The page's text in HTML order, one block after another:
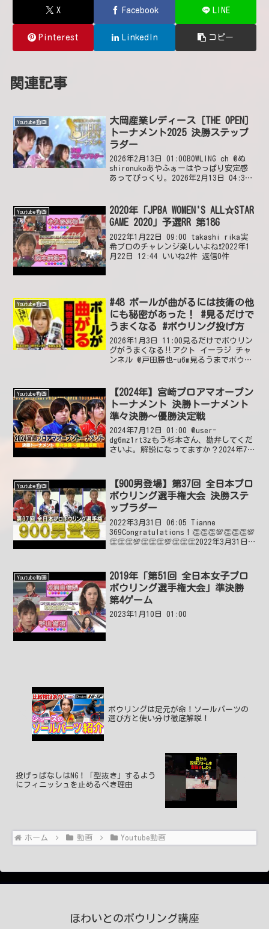
X Facebook LINE
Pinterest LinkedIn コピー
関連記事
Youtube動画
大岡産業レディース［THE OPEN］
トーナメント2025 決勝ステップ
ラダー
2026年2月13日 01:00BOWLING ch @ぬ
shironukoあやふぁーはやっぱり安定感
あってぴっくり。2026年2月13日 04:37
日 ...
Youtube動画
2020年「JPBA WOMEN'S ALL☆STAR
GAME 2020」予選RR 第18G
2022年1月22日 09:00 takashi rika実
希プロのチャレンジ楽しいよね❗2022年1
月22日 12:44 いいね2件 返信0件
Youtube動画
#48 ボールが曲がるには技術の他
にも秘密があった！ #見るだけで
うまくなる #ボウリング投げ方
2026年1月3日 11:00見るだけでボウリン
グがうまくなる‼アクト イーラジ チャ
ンネル @戸田勝也-u6m見るうまでボウル
ゲーム目に246がでました😮見るうま
に...
Youtube動画
【2024年】宮崎プロアマオープン
トーナメント 決勝トーナメント
準々決勝～優勝決定戦
2024年7月12日 01:00 @user-
dg6mz1rt3zもう杉本さん、勘弁してくだ
さいよ。解説になってますか？2024年7月
✨🎶🎉20...
Youtube動画
【900男登場】第37回 全日本プロ
ボウリング選手権大会 決勝ステ
ップラダー
2022年3月31日 06:05 Tianne
369Congratulations！👏👏👏💯👏👏👏💯
👏👏👏💯👏👏👏💯👏👏👏2022年3月31日
い...
Youtube動画
2019年「第51回 全日本女子プロ
ボウリング選手権大会」準決勝
第4ゲーム
2023年1月10日 01:00
ボウリングは足元が命！ソールパーツの
選び方と使い分け徹底解説！
投げっぱなしはNG！「型抜き」するよう
にフィニッシュを止めるべき理由
ホーム 動画 Youtube動画
ほわいとのボウリング講座